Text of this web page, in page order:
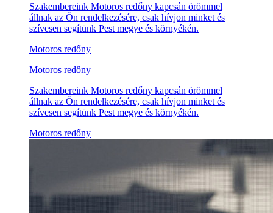
Szakembereink Motoros redőny kapcsán örömmel
állnak az Ön rendelkezésére, csak hívjon minket és
szívesen segítünk Pest megye és környékén.
Motoros redőny
Motoros redőny
Szakembereink Motoros redőny kapcsán örömmel
állnak az Ön rendelkezésére, csak hívjon minket és
szívesen segítünk Pest megye és környékén.
Motoros redőny